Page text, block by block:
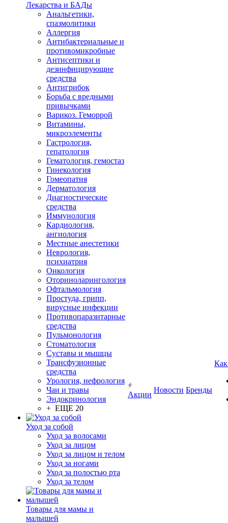
Лекарства и БАДы
Анальгетики,
спазмолитики
Аллергия
Антибактериальные и
противомикробные
Антисептики и
дезинфицирующие
средства
Антигрибок
Борьба с вредными
привычками
Варикоз. Геморрой
Витамины,
микроэлементы
Гастрология,
гепатология
Гематология, гемостаз
Гинекология
Гомеопатия
Дерматология
Диагностические
средства
Иммунология
Кардиология,
ангиология
Местные анестетики
Неврология,
психиатрия
Онкология
Оториноларингология
Офтальмология
Простуда, грипп,
вирусные инфекции
Противопаразитарные
средства
Пульмонология
Стоматология
Суставы и мышцы
Трансфузионные
средства
Урология, нефрология
Чаи и травы
Эндокринология
+ ЕЩЕ 20
Уход за собой
Уход за волосами
Уход за лицом
Уход за лицом и телом
Уход за ногами
Уход за полостью рта
Уход за телом
Товары для мамы и
малышей
Акции
Новости Бренды